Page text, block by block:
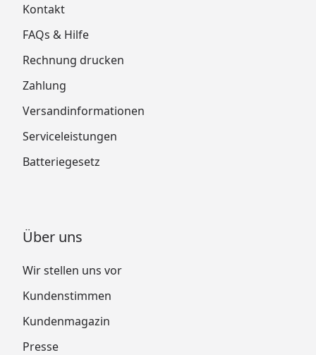
Kontakt
FAQs & Hilfe
Rechnung drucken
Zahlung
Versandinformationen
Serviceleistungen
Batteriegesetz
Über uns
Wir stellen uns vor
Kundenstimmen
Kundenmagazin
Presse